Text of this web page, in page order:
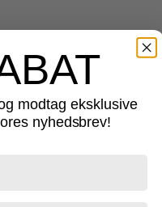
modtag eksklusive
nyhedsbrev!